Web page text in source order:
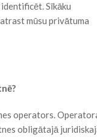
Sīkāku
mūsu privātuma
operators.
obligātajā